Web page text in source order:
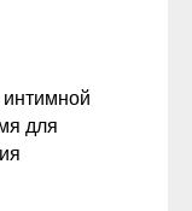
интимной
для